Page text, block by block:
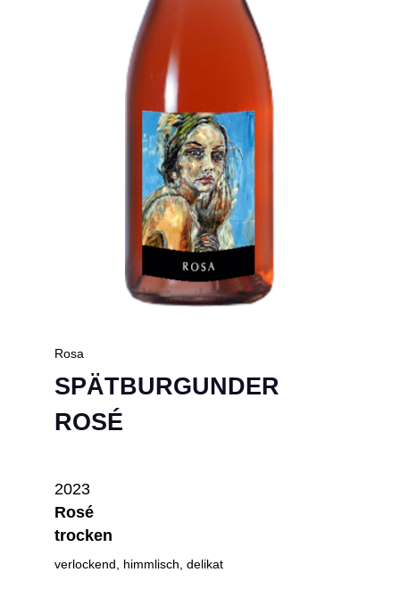
Rosa
SPÄTBURGUNDER
ROSÉ
2023
Rosé
trocken
verlockend, himmlisch, delikat